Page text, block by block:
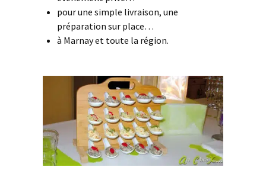
pour une simple livraison, une
préparation sur place…
à Marnay et toute la région.